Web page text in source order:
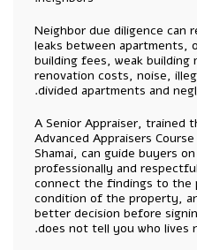
Neighbor due diligence can
leaks between apartments,
building fees, weak building
renovation costs, noise,
divided apartments and
A Senior Appraiser, trained
Advanced Appraisers
Shamai, can guide buyers
professionally and
connect the findings to the
condition of the property,
better decision before
does not tell you who lives